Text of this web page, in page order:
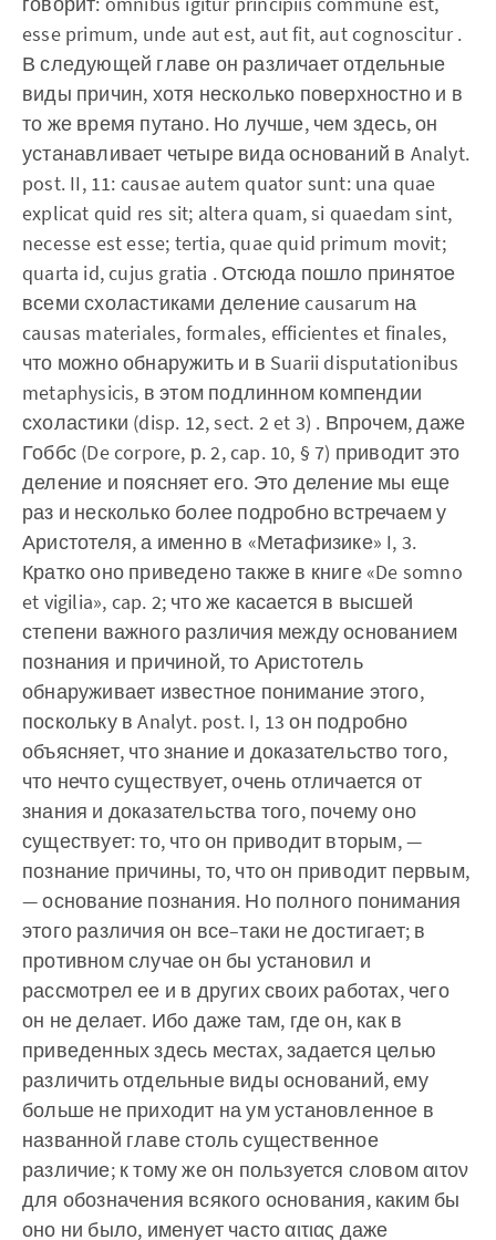
esse primum, unde aut est, aut fit, aut cognoscitur .
В следующей главе он различает отдельные
виды причин, хотя несколько поверхностно и в
то же время путано. Но лучше, чем здесь, он
устанавливает четыре вида оснований в Analyt.
post. II, 11: causae autem quator sunt: una quae
explicat quid res sit; altera quam, si quaedam sint,
necesse est esse; tertia, quae quid primum movit;
quarta id, cujus gratia . Отсюда пошло принятое
всеми схоластиками деление causarum на
causas materiales, formales, efficientes et finales,
что можно обнаружить и в Suarii disputationibus
metaphysicis, в этом подлинном компендии
схоластики (disp. 12, sect. 2 et 3) . Впрочем, даже
Гоббс (De corpore, р. 2, cap. 10, § 7) приводит это
деление и поясняет его. Это деление мы еще
раз и несколько более подробно встречаем у
Аристотеля, а именно в «Метафизике» I, 3.
Кратко оно приведено также в книге «De somno
et vigilia», cap. 2; что же касается в высшей
степени важного различия между основанием
познания и причиной, то Аристотель
обнаруживает известное понимание этого,
поскольку в Analyt. post. I, 13 он подробно
объясняет, что знание и доказательство того,
что нечто существует, очень отличается от
знания и доказательства того, почему оно
существует: то, что он приводит вторым, —
познание причины, то, что он приводит первым,
— основание познания. Но полного понимания
этого различия он все–таки не достигает; в
противном случае он бы установил и
рассмотрел ее и в других своих работах, чего
он не делает. Ибо даже там, где он, как в
приведенных здесь местах, задается целью
различить отдельные виды оснований, ему
больше не приходит на ум установленное в
названной главе столь существенное
различие; к тому же он пользуется словом αιτον
для обозначения всякого основания, каким бы
оно ни было, именует часто αιτιας даже